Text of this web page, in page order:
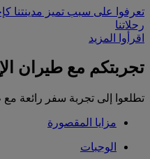
تعرفوا على سبب تميز
رحلاتنا
اقرأوا المزيد
تجربتكم مع طيران
تطلعوا إلى تجربة سفر رائعة مع
مزايا المقصورة
الوجبات